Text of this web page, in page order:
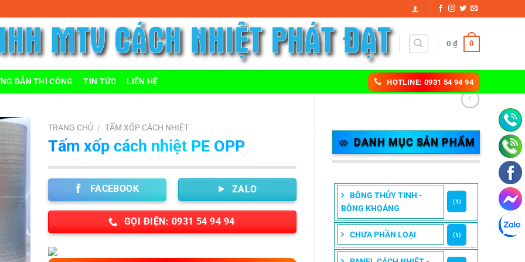
0 ₫ 0
DẪN THI CÔNG TIN TỨC LIÊN HỆ HOTLINE: 0931 54 94 94
DANH MỤC SẢN PHẨM
BÔNG THỦY TINH -
BÔNG KHOÁNG
(1)
CHƯA PHẦN LOẠI (1)
TRANG CHỦ / TẤM XỐP CÁCH NHIỆT
Tấm xốp cách nhiệt PE OPP
FACEBOOK ZALO
GỌI ĐIỆN: 0931 54 94 94